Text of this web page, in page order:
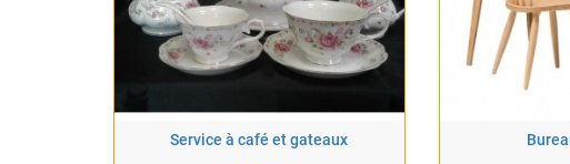
Service à café et gateaux